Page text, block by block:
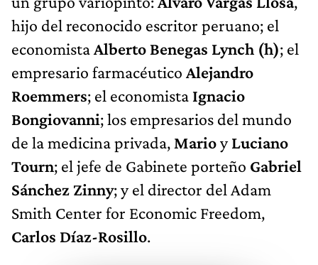
hijo del reconocido escritor peruano; el
economistaAlberto Benegas Lynch (h); el
empresario farmacéutico Alejandro
Roemmers; el economista Ignacio
Bongiovanni; los empresarios del mundo
de la medicina privada, MarioyLuciano
Tourn; el jefe de Gabinete porteño Gabriel
Sánchez Zinny; y el director del Adam
Smith Center for Economic Freedom,
Carlos Díaz-Rosillo.